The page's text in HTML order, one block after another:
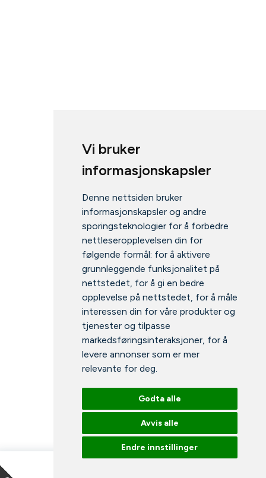
Vi bruker
informasjonskapsler
Denne nettsiden bruker
informasjonskapsler og andre
sporingsteknologier for å forbedre
nettleseropplevelsen din for
følgende formål: for å aktivere
grunnleggende funksjonalitet på
nettstedet, for å gi en bedre
opplevelse på nettstedet, for å måle
interessen din for våre produkter og
tjenester og tilpasse
markedsføringsinteraksjoner, for å
levere annonser som er mer
relevante for deg.
Godta alle
Avvis alle
Endre innstillinger